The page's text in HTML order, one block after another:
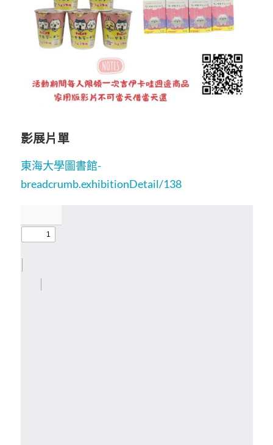
影展片單
東海大學圖書館-
breadcrumb.exhibitionDetail/138